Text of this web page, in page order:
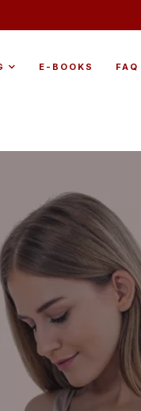
E-BOOKS FAQ